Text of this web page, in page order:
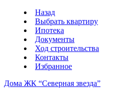
Назад
Выбрать квартиру
Ипотека
Документы
Ход строительства
Контакты
Избранное
Дома ЖК “Северная звезда”